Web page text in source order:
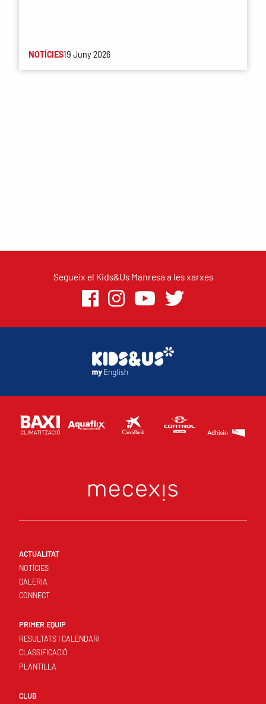
NOTÍCIES19 Juny 2026
Segueix el Kids&Us Manresa a les xarxes
ACTUALITAT
NOTÍCIES
GALERIA
CONNECT
PRIMER EQUIP
RESULTATS I CALENDARI
CLASSIFICACIÓ
PLANTILLA
CLUB